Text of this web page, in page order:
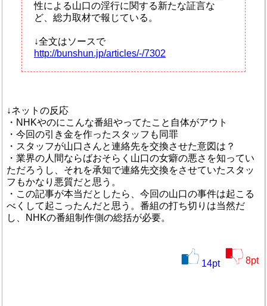
性による山口の淫行に関する新たな証言な
ど、総力取材で報じている。
↓全文はソースで
http://bunshun.jp/articles/-/7302
↓ネットの反応
・NHKやのにこんな番組やってたこと自体がアウト
・今回の引き金を作ったスタッフも同罪
・スタッフが山口さんと連絡先を交換させた意図は？
・業界の人間ならばおそらく山口の女癖の悪さを知ってい
ただろうし、それを承知で連絡先交換をさせていたスタッ
フもかなり悪質だと思う。
・この記事が本当だとしたら、今回の山口の事件は起こる
べくして起こったんだと思う。番組の打ち切りは当然だ
し、NHKの番組制作側の総括が必要。
14pt 8pt